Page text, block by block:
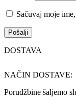
Sačuvaj moje
DOSTAVA
NAČIN DOSTAVE:
Porudžbine šaljemo